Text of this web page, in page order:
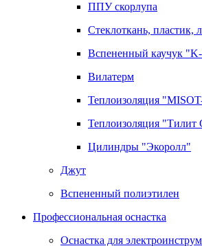
ППУ скорлупа
Стеклоткань, пластик,
Вспененный каучук
Вилатерм
Теплоизоляция
Теплоизоляция "Тилит
Цилиндры "Экоролл"
Джут
Вспененный полиэтилен
Профессиональная оснастка
Оснастка для